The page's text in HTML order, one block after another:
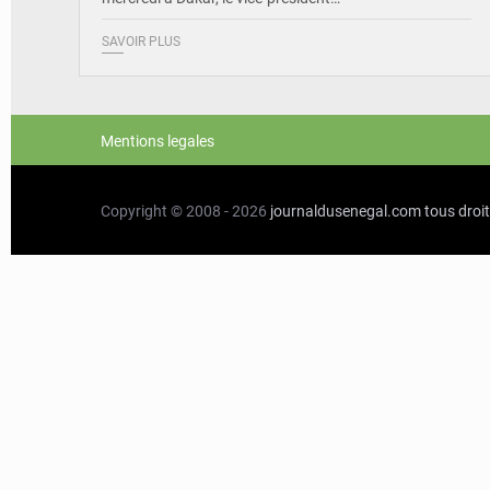
SAVOIR PLUS
Mentions legales
Copyright © 2008 - 2026 journaldusenegal.comtous